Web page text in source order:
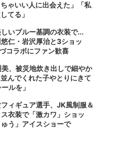
ゃいい人に出会えた」「私
てる」
いブルー基調の衣装で...
悠仁・岩沢厚治と3ショッ
コラボにファン歓喜
、被災地炊き出しで細やか
んでくれた子やとりにきて
ルを」
フィギュア選手、JK風制服＆
衣装で「激カワ」ショッ
う」アイスショーで